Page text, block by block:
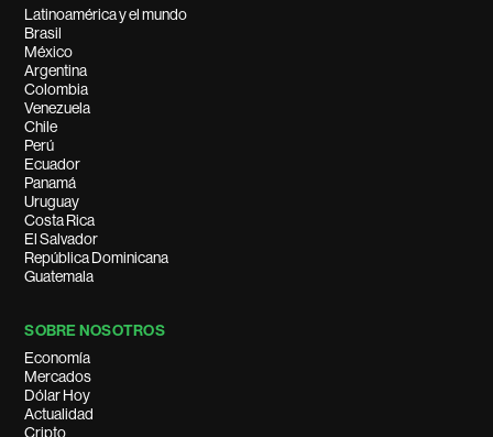
Latinoamérica y el mundo
Brasil
México
Argentina
Colombia
Venezuela
Chile
Perú
Ecuador
Panamá
Uruguay
Costa Rica
El Salvador
República Dominicana
Guatemala
SOBRE NOSOTROS
Economía
Mercados
Dólar Hoy
Actualidad
Cripto